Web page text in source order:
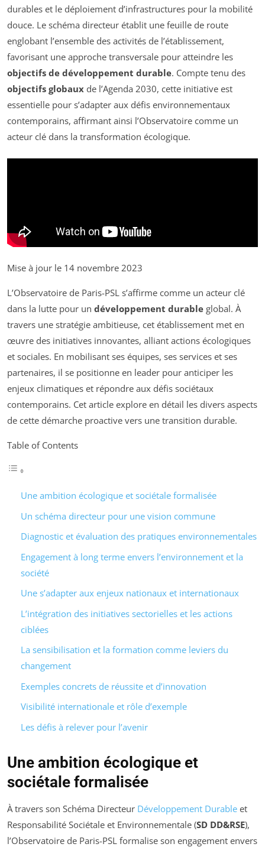
durables et le déploiement d’infrastructures pour la mobilité
douce. Le schéma directeur établit une feuille de route
englobant l’ensemble des activités de l’établissement,
favorisant une approche transversale pour atteindre les
objectifs de développement durable. Compte tenu des
objectifs globaux de l’Agenda 2030, cette initiative est
essentielle pour s’adapter aux défis environnementaux
contemporains, affirmant ainsi l’Observatoire comme un
acteur clé dans la transformation écologique.
Mise à jour le 14 novembre 2023
L’Observatoire de Paris-PSL s’affirme comme un acteur clé
dans la lutte pour un développement durable global. À
travers une stratégie ambitieuse, cet établissement met en
œuvre des initiatives innovantes, alliant actions écologiques
et sociales. En mobilisant ses équipes, ses services et ses
partenaires, il se positionne en leader pour anticiper les
enjeux climatiques et répondre aux défis sociétaux
contemporains. Cet article explore en détail les divers aspects
de cette démarche proactive vers une transition durable.
Table of Contents
Une ambition écologique et sociétale formalisée
Un schéma directeur pour une vision commune
Diagnostic et évaluation des pratiques environnementales
Engagement à long terme envers l’environnement et la
société
Une s’adapter aux enjeux nationaux et internationaux
L’intégration des initiatives sectorielles et les actions
ciblées
La sensibilisation et la formation comme leviers du
changement
Exemples concrets de réussite et d’innovation
Visibilité internationale et rôle d’exemple
Les défis à relever pour l’avenir
Une ambition écologique et
sociétale formalisée
À travers son Schéma Directeur Développement Durable et
Responsabilité Sociétale et Environnementale (SD DD&RSE),
l’Observatoire de Paris-PSL formalise son engagement envers